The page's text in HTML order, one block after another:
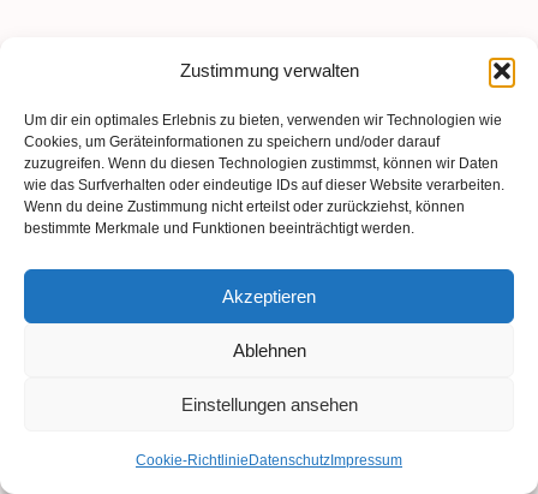
Zustimmung verwalten
Um dir ein optimales Erlebnis zu bieten, verwenden wir Technologien wie
Cookies, um Geräteinformationen zu speichern und/oder darauf
zuzugreifen. Wenn du diesen Technologien zustimmst, können wir Daten
wie das Surfverhalten oder eindeutige IDs auf dieser Website verarbeiten.
Wenn du deine Zustimmung nicht erteilst oder zurückziehst, können
bestimmte Merkmale und Funktionen beeinträchtigt werden.
Akzeptieren
Ablehnen
Einstellungen ansehen
Cookie-Richtlinie Datenschutz Impressum